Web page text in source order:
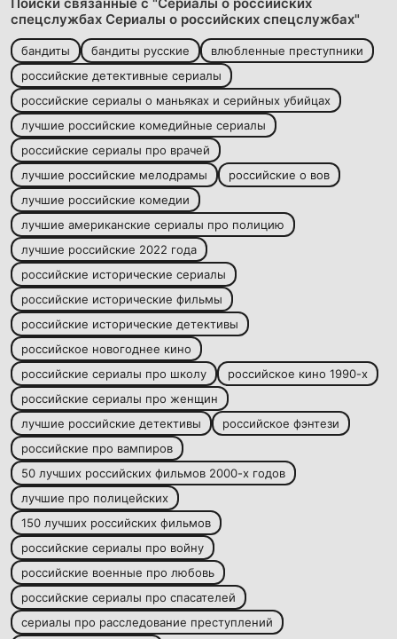
Поиски связанные с "Сериалы о российских
спецслужбах Сериалы о российских спецслужбах"
бандиты бандиты русские
влюбленные преступники
российские детективные сериалы
российские сериалы о маньяках и серийных убийцах
лучшие российские комедийные сериалы
российские сериалы про врачей
лучшие российские мелодрамы
российские о вов
лучшие российские комедии
лучшие американские сериалы про полицию
лучшие российские 2022 года
российские исторические сериалы
российские исторические фильмы
российские исторические детективы
российское новогоднее кино
российские сериалы про школу
российское кино 1990-х
российские сериалы про женщин
лучшие российские детективы
российское фэнтези
российские про вампиров
50 лучших российских фильмов 2000-х годов
лучшие про полицейских
150 лучших российских фильмов
российские сериалы про войну
российские военные про любовь
российские сериалы про спасателей
сериалы про расследование преступлений